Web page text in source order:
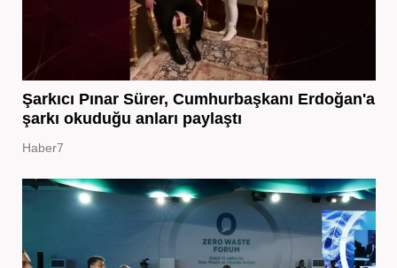
Şarkıcı Pınar Sürer, Cumhurbaşkanı Erdoğan'a
şarkı okuduğu anları paylaştı
Haber7